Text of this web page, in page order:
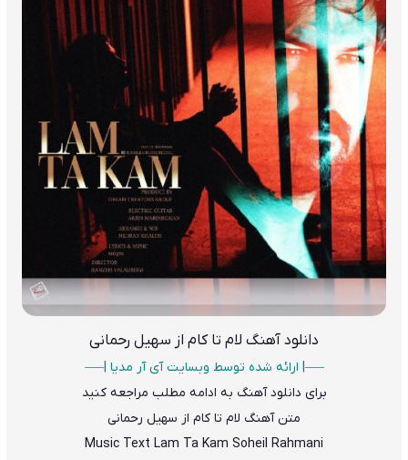
دانلود آهنگ لام تا کام از سهیل رحمانی
—–| ارائه شده توسط وبسایت آی آر مدیا |—–
برای دانلود آهنگ به ادامه مطلب مراجعه کنید
متن آهنگ لام تا کام از سهیل رحمانی
Music Text Lam Ta Kam Soheil Rahmani